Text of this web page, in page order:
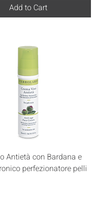
Add to Cart
Antietà con Bardana e
perfezionatore pelli